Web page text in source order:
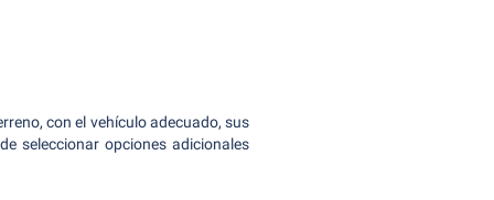
con el vehículo adecuado, sus
seleccionar opciones adicionales